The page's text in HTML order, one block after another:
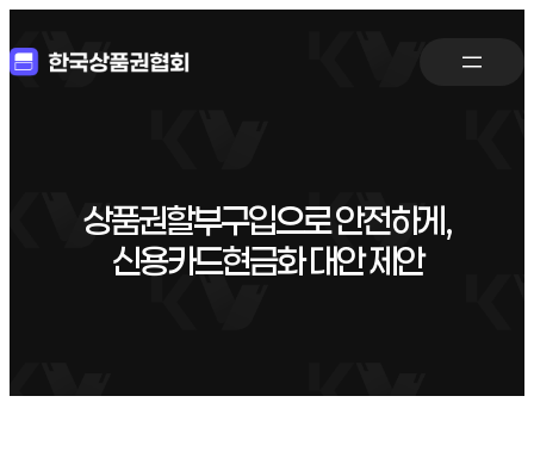
상품권할부구입으로 안전하게,
신용카드현금화 대안 제안